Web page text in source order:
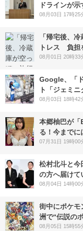
ドラインが
08月03日 17時25
「帰宅後、
トレス 負担
08月01日 20時33
Google、「
ト「ジェミ
08月03日 18時42
本郷柚巴が
る！今までに
07月31日 19時00
松村北斗と今
の方へ届けて
08月04日 14時00
街中にポケ
洲で“伝説の
08月05日 15時55